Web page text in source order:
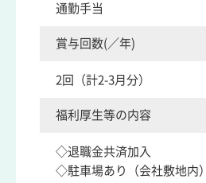
通勤手当
賞与回数(／年)
2回（計2-3月分）
福利厚生等の内容
◇退職金共済加入
◇駐車場あり（会社敷地内）